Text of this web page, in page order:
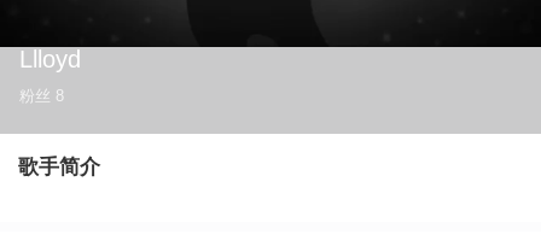
Llloyd
粉丝 8
歌手简介